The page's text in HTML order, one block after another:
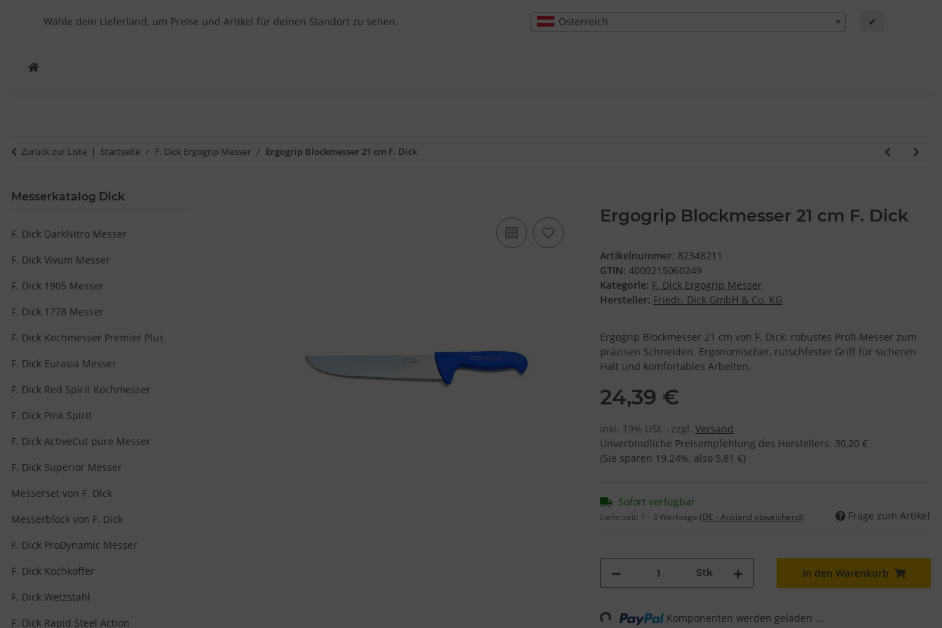
Wähle dein Lieferland, um Preise und Artikel für deinen Standort zu sehen. Österreich ✔
Zurück zur Liste Startseite F. Dick Ergogrip Messer Ergogrip Blockmesser 21 cm F. Dick
Ergogrip Blockmesser 21 cm F. Dick
Artikelnummer: 82348211
GTIN: 4009215060249
Kategorie: F. Dick Ergogrip Messer
Hersteller: Friedr. Dick GmbH & Co. KG
Ergogrip Blockmesser 21 cm von F. Dick: robustes Profi-Messer zum
präzisen Schneiden. Ergonomischer, rutschfester Griff für sicheren
Halt und komfortables Arbeiten.
24,39 €
inkl. 19% USt. , zzgl. Versand
Unverbindliche Preisempfehlung des Herstellers: 30,20 €
(Sie sparen 19.24%, also 5,81 €)
Sofort verfügbar
Lieferzeit: 1 - 3 Werktage (DE - Ausland abweichend) Frage zum Artikel
Stk In den Warenkorb
Loading... Komponenten werden geladen ...
Messerkatalog Dick
F. Dick DarkNitro Messer
F. Dick Vivum Messer
F. Dick 1905 Messer
F. Dick 1778 Messer
F. Dick Kochmesser Premier Plus
F. Dick Eurasia Messer
F. Dick Red Spirit Kochmesser
F. Dick Pink Spirit
F. Dick ActiveCut pure Messer
F. Dick Superior Messer
Messerset von F. Dick
Messerblock von F. Dick
F. Dick ProDynamic Messer
F. Dick Kochkoffer
F. Dick Wetzstahl
F. Dick Rapid Steel Action